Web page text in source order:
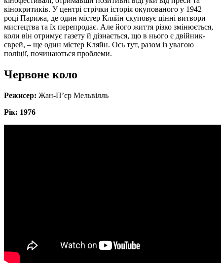
кінокритиків. У центрі стрічки історія окупованого у 1942
році Парижа, де один містер Кляйн скуповує цінні витвори
мистецтва та їх перепродає. Але його життя різко змінюється,
коли він отримує газету й дізнається, що в нього є двійник-
єврей, – ще один містер Кляйн. Ось тут, разом із увагою
поліції, починаються проблеми.
Червоне коло
Режисер: Жан-П’єр Мельвілль
Рік: 1976